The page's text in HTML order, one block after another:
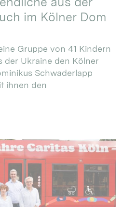
im Kölner Dom
Gruppe von 41 Kindern
der Ukraine den Kölner
Schwaderlapp
ihnen den